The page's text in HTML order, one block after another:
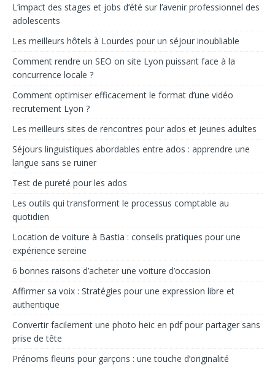
L’impact des stages et jobs d’été sur l’avenir professionnel des
adolescents
Les meilleurs hôtels à Lourdes pour un séjour inoubliable
Comment rendre un SEO on site Lyon puissant face à la
concurrence locale ?
Comment optimiser efficacement le format d’une vidéo
recrutement Lyon ?
Les meilleurs sites de rencontres pour ados et jeunes adultes
Séjours linguistiques abordables entre ados : apprendre une
langue sans se ruiner
Test de pureté pour les ados
Les outils qui transforment le processus comptable au
quotidien
Location de voiture à Bastia : conseils pratiques pour une
expérience sereine
6 bonnes raisons d’acheter une voiture d’occasion
Affirmer sa voix : Stratégies pour une expression libre et
authentique
Convertir facilement une photo heic en pdf pour partager sans
prise de tête
Prénoms fleuris pour garçons : une touche d’originalité